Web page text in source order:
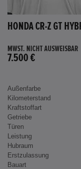
MWST. NICHT AUSWEISBAR
7.500 €
Außenfarbe
Kilometerstand
Kraftstoffart
Getriebe
Türen
Leistung
Hubraum
Erstzulassung
Bauart